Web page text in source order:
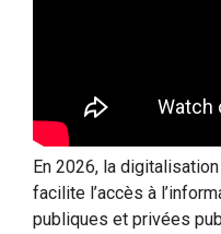
En 2026, la
facilite l’accès à
publiques et privées